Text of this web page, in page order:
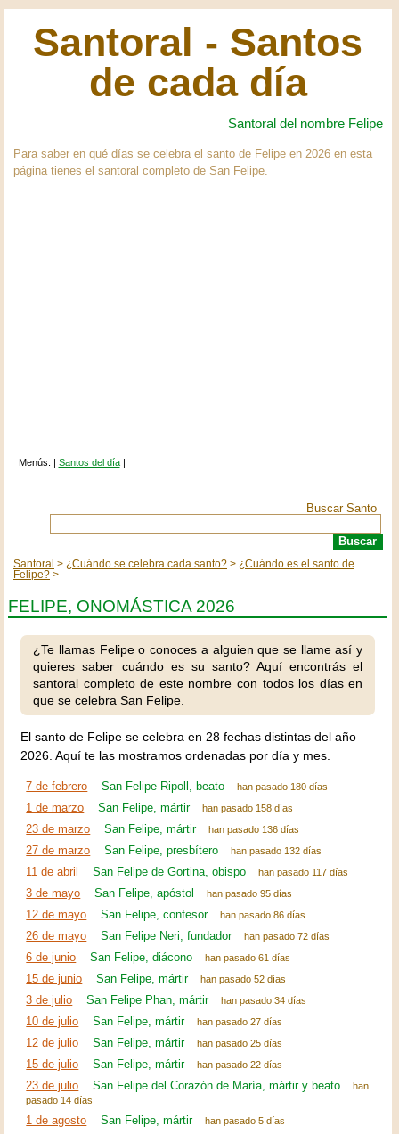
Santoral - Santos
de cada día
Santoral del nombre Felipe
Para saber en qué días se celebra el santo de Felipe en 2026 en esta
página tienes el santoral completo de San Felipe.
Menús: | Santos del día|
Buscar Santo
Santoral ¿Cuándo se celebra cada santo?
¿Cuándo es el santo de
Felipe?
FELIPE, ONOMÁSTICA 2026
¿Te llamas Felipe o conoces a alguien que se llame así y
quieres saber cuándo es su santo? Aquí encontrás el
santoral completo de este nombre con todos los días en
que se celebra San Felipe.
El santo de Felipe se celebra en 28 fechas distintas del año
2026. Aquí te las mostramos ordenadas por día y mes.
7 de febrero San Felipe Ripoll, beato han pasado 180 días
1 de marzo San Felipe, mártir han pasado 158 días
23 de marzo San Felipe, mártir han pasado 136 días
27 de marzo San Felipe, presbítero han pasado 132 días
11 de abril San Felipe de Gortina, obispo han pasado 117 días
3 de mayo San Felipe, apóstol han pasado 95 días
12 de mayo San Felipe, confesor han pasado 86 días
26 de mayo San Felipe Neri, fundador han pasado 72 días
6 de junio San Felipe, diácono han pasado 61 días
15 de junio San Felipe, mártir han pasado 52 días
3 de julio San Felipe Phan, mártir han pasado 34 días
10 de julio San Felipe, mártir han pasado 27 días
12 de julio San Felipe, mártir han pasado 25 días
15 de julio San Felipe, mártir han pasado 22 días
23 de julio San Felipe del Corazón de María, mártir y beato
han
pasado 14 días
1 de agosto San Felipe, mártir han pasado 5 días